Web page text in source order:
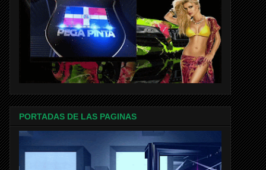
PORTADAS DE LAS PAGINAS